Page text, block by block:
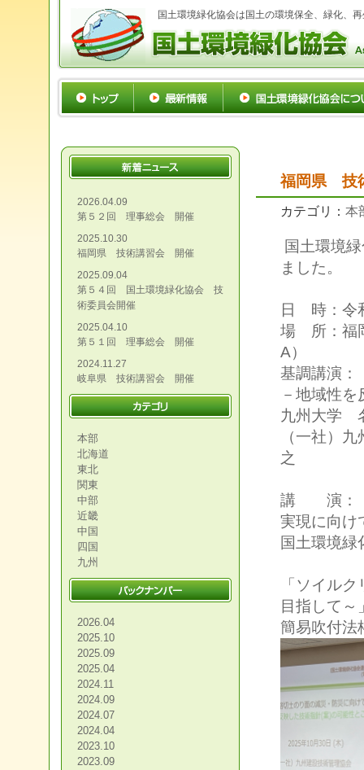
国土環境緑化協会は国土の環境保全、緑化、
2026.04.09
第５２回 理事総会 開催
2025.10.30
福岡県 技術講習会 開催
2025.09.04
第５４回 国土環境緑化協会 技
術委員会開催
2025.04.10
第５１回 理事総会 開催
2024.11.27
岐阜県 技術講習会 開催
本部
北海道
東北
関東
中部
近畿
中国
四国
九州
2026.04
2025.10
2025.09
2025.04
2024.11
2024.09
2024.07
2024.04
2023.10
2023.09
福岡県 技
カテゴリ： 本
国土環境
ました。
日 時：令
場 所：福
A）
基調講演：
－地域性
九州大学
（一社）
之
講 演：「
実現に向け
国土環境
「ソイル
目指して～
簡易吹付